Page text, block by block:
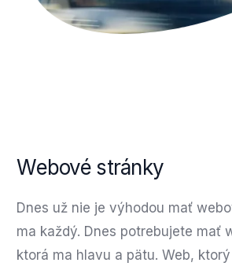
Webové stránky
Dnes už nie je výhodou mať
ma každý. Dnes potrebujete mať
ktorá ma hlavu a pätu. Web,